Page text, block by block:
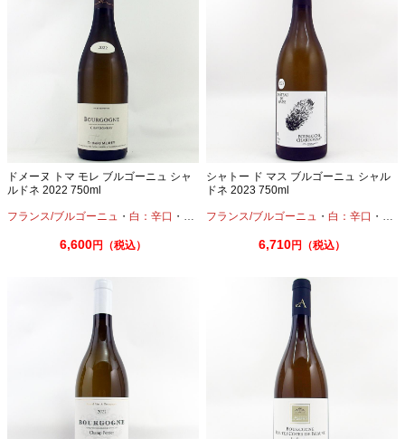
ドメーヌ トマ モレ ブルゴーニュ シャ
ルドネ 2022 750ml
フランス/ブルゴーニュ ・ 白：辛口 ・ シャルドネ
6,600円（税込）
シャトー ド マス ブルゴーニュ シャル
ドネ 2023 750ml
フランス/ブルゴーニュ ・ 白：辛口 ・ シ
6,710円（税込）